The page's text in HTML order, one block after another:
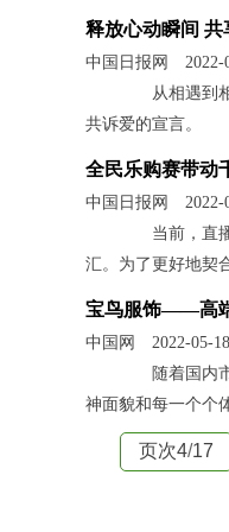
释放心动瞬间
中国日报网 2022-
从相遇到相
共诉爱的宣言。
全民乐购赛带动
中国日报网 2022-
当前，直播
汇。为了更好地契
宝鸟服饰——高
中国网 2022-05-18
随着国内市
神面貌和每一个个
页次4/17